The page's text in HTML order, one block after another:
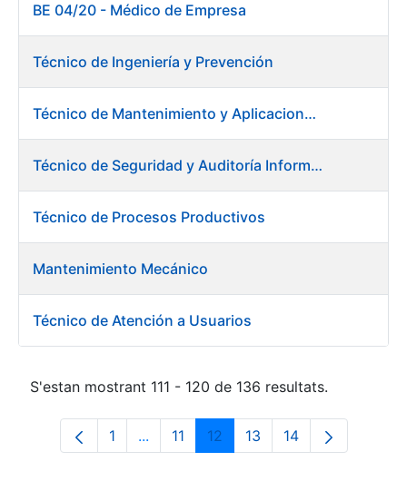
BE 04/20 - Médico de Empresa
Técnico de Ingeniería y Prevención
Técnico de Mantenimiento y Aplicaciones Industriales - Centro de trabajo de Burgos
Técnico de Seguridad y Auditoría Informática
Técnico de Procesos Productivos
Mantenimiento Mecánico
Técnico de Atención a Usuarios
S'estan mostrant 111 - 120 de 136 resultats.
Pàgina
1 ...Pàgines intermèdies Utilitzeu TAB per
Pàgina
11 Pàgina
12 Pàgina
13 Pàgina
14